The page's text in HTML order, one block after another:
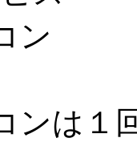
ンは１